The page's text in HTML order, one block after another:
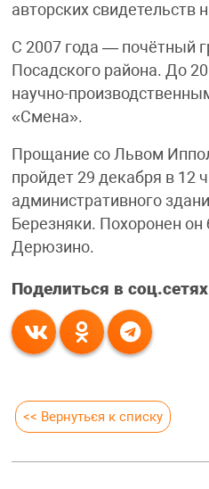
авторских свидетельств
С 2007 года — почётный
Посадского района. До
научно-
«Смена».
Прощание со Львом
пройдет 29 декабря в 12
административного
Березняки. Похоронен
Дерюзино.
Поделиться в соц.сетях
<< Вернуться к списку